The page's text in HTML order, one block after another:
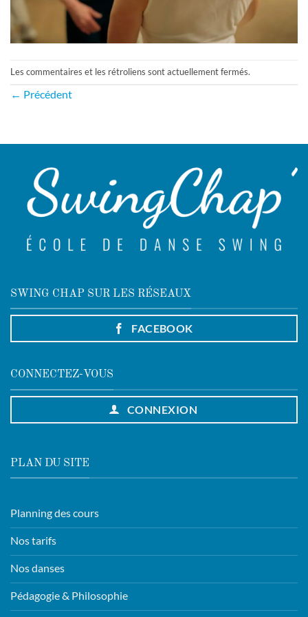
Les commentaires et les rétroliens sont actuellement fermés.
← Précédent
SWING CHAP SUR LES RÉSEAUX
FACEBOOK
CONNECTEZ-VOUS
CONNEXION
PLAN DU SITE
Planning des cours
Nos tarifs
Nos danses
Pédagogie & Philosophie